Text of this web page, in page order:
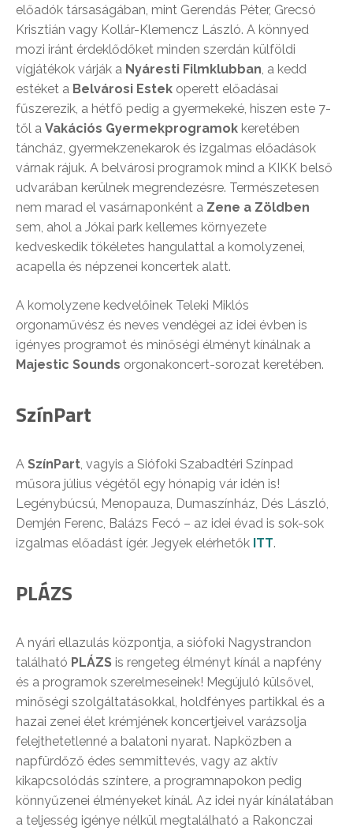
előadók társaságában, mint Gerendás Péter, Grecsó
Krisztián vagy Kollár-Klemencz László. A könnyed
mozi iránt érdeklődőket minden szerdán külföldi
vígjátékok várják a Nyáresti Filmklubban , a kedd
estéket a Belvárosi Estek operett előadásai
fűszerezik, a hétfő pedig a gyermekeké, hiszen este 7-
től a Vakációs Gyermekprogramok keretében
táncház, gyermekzenekarok és izgalmas előadások
várnak rájuk. A belvárosi programok mind a KIKK belső
udvarában kerülnek megrendezésre. Természetesen
nem marad el vasárnaponként a Zene a Zöldben
sem, ahol a Jókai park kellemes környezete
kedveskedik tökéletes hangulattal a komolyzenei,
acapella és népzenei koncertek alatt.
A komolyzene kedvelőinek Teleki Miklós
orgonaművész és neves vendégei az idei évben is
igényes programot és minőségi élményt kínálnak a
Majestic Sounds orgonakoncert-sorozat keretében.
SzínPart
A SzínPart , vagyis a Siófoki Szabadtéri Színpad
műsora július végétől egy hónapig vár idén is!
Legénybúcsú, Menopauza, Dumaszínház, Dés László,
Demjén Ferenc, Balázs Fecó – az idei évad is sok-sok
izgalmas előadást ígér. Jegyek elérhetők ITT.
PLÁZS
A nyári ellazulás központja, a siófoki Nagystrandon
található PLÁZS is rengeteg élményt kínál a napfény
és a programok szerelmeseinek! Megújuló külsővel,
minőségi szolgáltatásokkal, holdfényes partikkal és a
hazai zenei élet krémjének koncertjeivel varázsolja
felejthetetlenné a balatoni nyarat. Napközben a
napfürdőző édes semmittevés, vagy az aktív
kikapcsolódás színtere, a programnapokon pedig
könnyűzenei élményeket kínál. Az idei nyár kínálatában
a teljesség igénye nélkül megtalálható a Rakonczai